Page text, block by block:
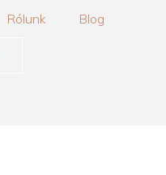
Rólunk Blog